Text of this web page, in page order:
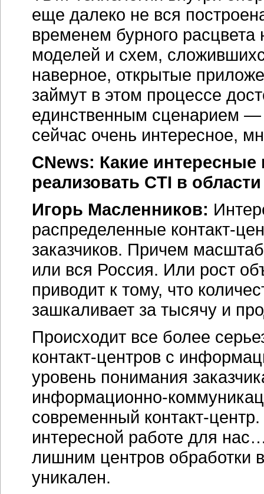
еще далеко не вся
временем бурного
моделей и схем,
наверное, открытые
займут в этом процессе
единственным сценарием
сейчас очень интересное,
CNews: Какие интересные
реализовать CTI в
Игорь Масленников:
распределенные контакт-
заказчиков. Причем
или вся Россия. Или рост
приводит к тому, что
зашкаливает за тысячу и
Происходит все более
контакт-центров с
уровень понимания
информационно-
современный контакт-центр
интересной работе для
лишним центров
уникален.